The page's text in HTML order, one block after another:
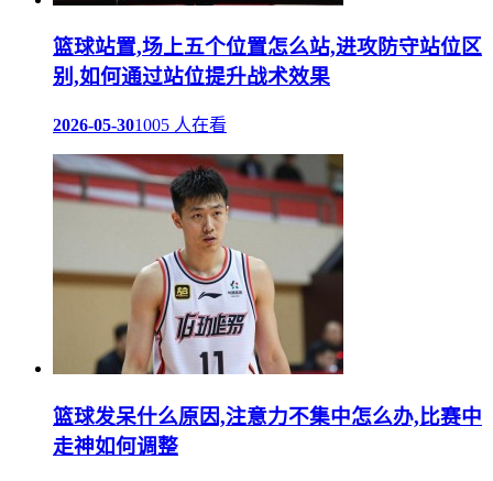
篮球站置,场上五个位置怎么站,进攻防守站位区
别,如何通过站位提升战术效果
2026-05-301005 人在看
篮球发呆什么原因,注意力不集中怎么办,比赛中
走神如何调整